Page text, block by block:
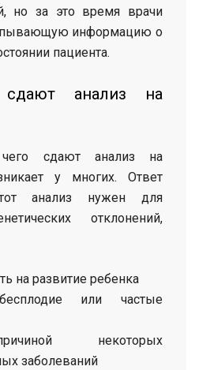
но за это время врачи
информацию о
пациента.
анализ на
сдают анализ на
у многих. Ответ
анализ нужен для
отклонений,
на развитие ребенка
или частые
некоторых
заболеваний